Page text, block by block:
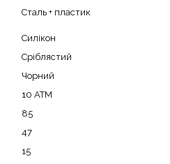
Сталь + пластик
Силікон
Сріблястий
Чорний
10 АТМ
85
47
15